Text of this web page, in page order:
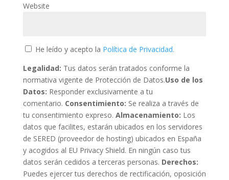
Website
He leído y acepto la Política de Privacidad.
Legalidad: Tus datos serán tratados conforme la
normativa vigente de Protección de Datos.Uso de los
Datos: Responder exclusivamente a tu
comentario. Consentimiento: Se realiza a través de
tu consentimiento expreso. Almacenamiento: Los
datos que facilites, estarán ubicados en los servidores
de SERED (proveedor de hosting) ubicados en España
y acogidos al EU Privacy Shield. En ningún caso tus
datos serán cedidos a terceras personas. Derechos:
Puedes ejercer tus derechos de rectificación, oposición